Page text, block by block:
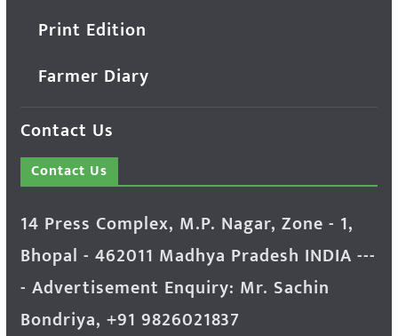
Print Edition
Farmer Diary
Contact Us
Contact Us
14 Press Complex, M.P. Nagar, Zone - 1,
Bhopal - 462011 Madhya Pradesh INDIA ---
- Advertisement Enquiry: Mr. Sachin
Bondriya, +91 9826021837